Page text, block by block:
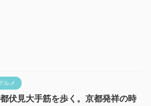
ルメ
伏見大手筋を歩く。京都発祥の時